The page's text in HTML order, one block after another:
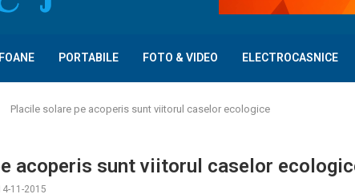
PORTABILE FOTO & VIDEO ELECTROCASNICE
Placile solare pe acoperis sunt viitorul caselor ecologice
acoperis sunt viitorul caselor
11-2015